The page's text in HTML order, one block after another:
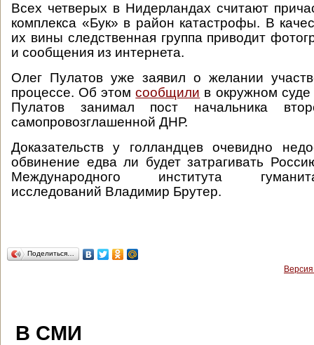
Всех четверых в Нидерландах считают
комплекса «Бук» в район катастрофы. В
их вины следственная группа приводит
и сообщения из интернета.
Олег Пулатов уже заявил о желании
процессе. Об этомсообщили в окружном
Пулатов занимал пост начальника
самопровозглашенной ДНР.
Доказательств у голландцев очевидно
обвинение едва ли будет затрагивать
Международного института
исследований Владимир Брутер.
Поделиться…
В СМИ